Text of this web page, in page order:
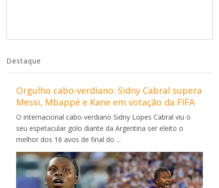
Destaque
Orgulho cabo-verdiano: Sidny Cabral supera
Messi, Mbappé e Kane em votação da FIFA
O internacional cabo-verdiano Sidny Lopes Cabral viu o
seu espetacular golo diante da Argentina ser eleito o
melhor dos 16 avos de final do ...